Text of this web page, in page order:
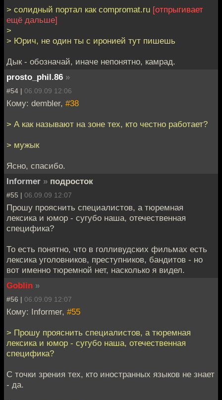
> солидный портал как compromat.ru [отпрыгивает
ещё дальше]
>
> Юрич, не один ты с иронией тут пишешь
Дык - обозначай, иначе непонятно, камрад.
prosto_phil.86 »
#54 | 06.09.09 12:06
Кому: dembler, #38
> А как называют на зоне тех, кто честно работает?
> мужык
Ясно, спасибо.
Informer » подросток
#55 | 06.09.09 12:07
Прошу прояснить специалистов, а тюремная
лексика и юмор - сугубо наша, отечественная
специфика?
То есть понятно, что в голливудских фильмах есть
лексика уголовников, преступников, бандитов - но
вот именно тюремной нет, насколько я видел.
Goblin »
#56 | 06.09.09 12:07
Кому: Informer, #55
> Прошу прояснить специалистов, а тюремная
лексика и юмор - сугубо наша, отечественная
специфика?
С точки зрения тех, кто иностранных языков не знает
- да.